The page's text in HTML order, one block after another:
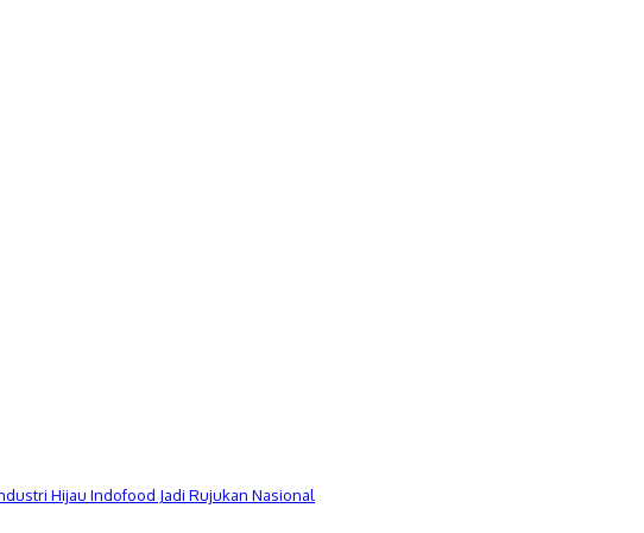
Hijau Indofood Jadi Rujukan Nasional